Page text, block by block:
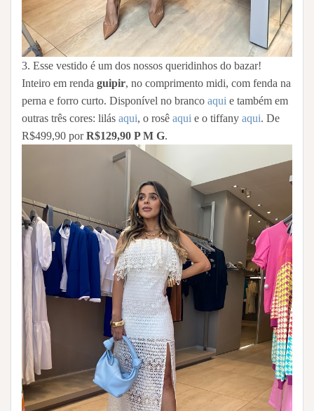
3. Esse vestido é um dos nossos queridinhos do bazar!
Inteiro em renda guipir, no comprimento midi, com fenda na
perna e forro curto. Disponível no branco aqui e também em
outras três cores: lilás aqui, o rosê aqui e o tiffany aqui. De
R$499,90 porR$129,90 P M G.